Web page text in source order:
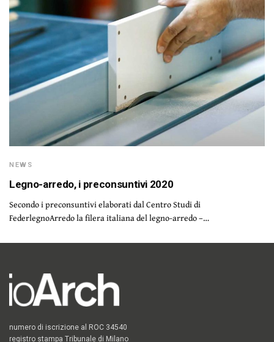
NEWS
Legno-arredo, i preconsuntivi 2020
Secondo i preconsuntivi elaborati dal Centro Studi di
FederlegnoArredo la filera italiana del legno-arredo –…
numero di iscrizione al ROC 34540
registro stampa Tribunale di Milano